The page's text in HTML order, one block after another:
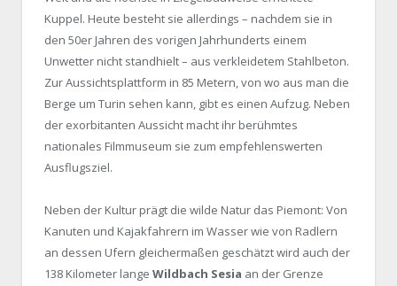
Kuppel. Heute besteht sie allerdings – nachdem sie in
den 50er Jahren des vorigen Jahrhunderts einem
Unwetter nicht standhielt – aus verkleidetem Stahlbeton.
Zur Aussichtsplattform in 85 Metern, von wo aus man die
Berge um Turin sehen kann, gibt es einen Aufzug. Neben
der exorbitanten Aussicht macht ihr berühmtes
nationales Filmmuseum sie zum empfehlenswerten
Ausflugsziel.
Neben der Kultur prägt die wilde Natur das Piemont: Von
Kanuten und Kajakfahrern im Wasser wie von Radlern
an dessen Ufern gleichermaßen geschätzt wird auch der
138 Kilometer lange Wildbach Sesia an der Grenze